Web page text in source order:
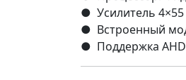
● Усилитель 4×55
● Встроенный
● Поддержка